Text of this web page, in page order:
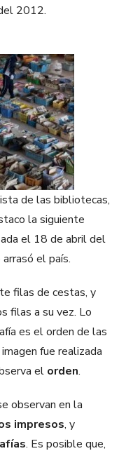
2012.
de las bibliotecas,
la siguiente
el 18 de abril del
el país.
filas de cestas, y
filas a su vez. Lo
es el orden de las
fue realizada
el orden.
observan en la
impresos, y
. Es posible que,